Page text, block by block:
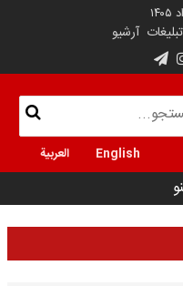
تبلیغات آرشیو
English العربية